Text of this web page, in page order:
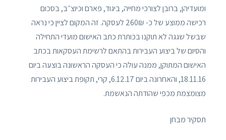
ומועדיהן, ברובן לצורכי מחייה, ביגוד, פארם וכיוצ״ב, בסכום
רכישה ממוצע של כ- 260₪ לעסקה. זה המקום לציין כי נראה
שבשל שגגה לא תוקנו בכותרת כתב האישום מועדי התחילה
והסיום של ביצוע העבירות בהתאם לרשימת העסקאות בכתב
האישום המתוקן, ממנה עולה כי העסקה הראשונה בוצעה ביום
18.11.16, והאחרונה ביום 6.12.17, קרי, תקופת ביצוע העבירות
מצומצמת מכפי שהודתה הנאשמת.
תסקיר מבחן